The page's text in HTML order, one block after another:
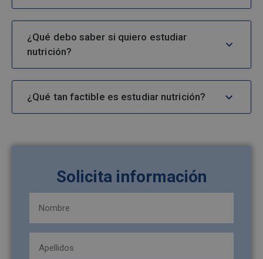
¿Qué debo saber si quiero estudiar
nutrición?
¿Qué tan factible es estudiar nutrición?
Solicita información
(Obligatorio)